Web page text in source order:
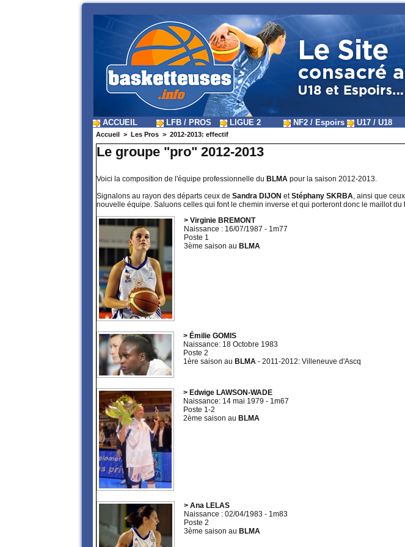
ACCUEIL LFB / PROS LIGUE 2 NF2 / Espoirs U17 / U18
Accueil > Les Pros > 2012-2013: effectif
Le groupe "pro" 2012-2013
Voici la composition de l'équipe professionnelle du BLMA pour la saison 2012-2013.
Signalons au rayon des départs ceux de Sandra DIJON etStéphany SKRBA, ainsi que
nouvelle équipe. Saluons celles qui font le chemin inverse et qui porteront donc le maillot du
> Virginie BREMONT
Naissance : 16/07/1987 - 1m77
Poste 1
3ème saison au BLMA
> Émilie GOMIS
Naissance: 18 Octobre 1983
Poste 2
1ère saison au BLMA - 2011-2012: Villeneuve d'Ascq
> Edwige LAWSON-WADE
Naissance: 14 mai 1979 - 1m67
Poste 1-2
2ème saison au BLMA
> Ana LELAS
Naissance : 02/04/1983 - 1m83
Poste 2
3ème saison au BLMA